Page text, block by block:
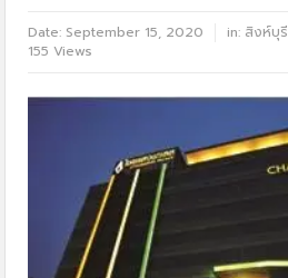
Date: September 15, 2020 in: สิงห์บุรี
155 Views